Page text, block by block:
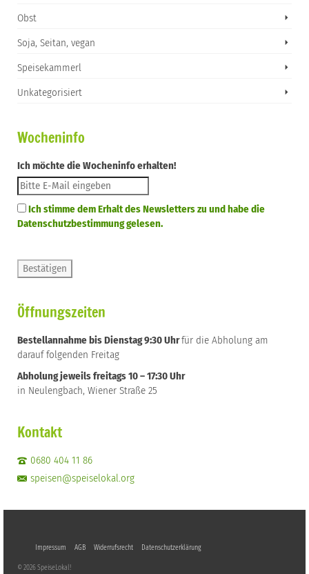
Obst
Soja, Seitan, vegan
Speisekammerl
Unkategorisiert
Wocheninfo
Ich möchte die Wocheninfo erhalten!
Ich stimme dem Erhalt des Newsletters zu und habe die
Datenschutzbestimmung gelesen.
Öffnungszeiten
Bestellannahme bis Dienstag 9:30 Uhrfür die Abholung am
darauf folgenden Freitag
Abholung jeweils freitags 10 – 17:30 Uhr
in Neulengbach, Wiener Straße 25
Kontakt
0680 404 11 86
speisen@speiselokal.org
Impressum AGB Widerrufsrecht Datenschutzerklärung
© 2026 SpeiseLokal!